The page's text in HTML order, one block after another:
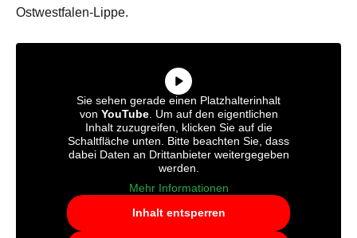
Ostwestfalen-Lippe.
Sie sehen gerade einen Platzhalterinhalt
von YouTube. Um auf den eigentlichen
Inhalt zuzugreifen, klicken Sie auf die
Schaltfläche unten. Bitte beachten Sie, dass
dabei Daten an Drittanbieter weitergegeben
werden.
Mehr Informationen
Inhalt entsperren